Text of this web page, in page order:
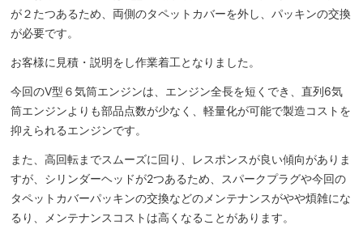
が２たつあるため、両側のタペットカバーを外し、パッキンの交換
が必要です。
お客様に見積・説明をし作業着工となりました。
今回のV型６気筒エンジンは、エンジン全長を短くでき、直列6気
筒エンジンよりも部品点数が少なく、軽量化が可能で製造コストを
抑えられるエンジンです。
また、高回転までスムーズに回り、レスポンスが良い傾向がありま
すが、シリンダーヘッドが2つあるため、スパークプラグや今回の
タペットカバーパッキンの交換などのメンテナンスがやや煩雑にな
るり、メンテナンスコストは高くなることがあります。